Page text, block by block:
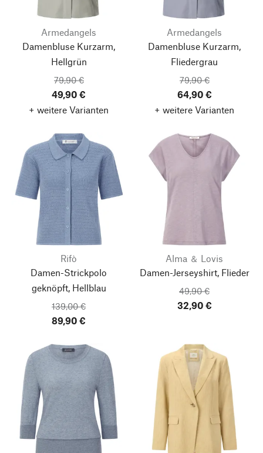
Armedangels
Damenbluse Kurzarm,
Hellgrün
79,90 €
49,90 €
+ weitere Varianten
Armedangels
Damenbluse Kurzarm,
Fliedergrau
79,90 €
64,90 €
+ weitere Varianten
Rifò
Damen-Strickpolo
geknöpft, Hellblau
139,00 €
89,90 €
Alma ＆ Lovis
Damen-Jerseyshirt, Flieder
49,90 €
32,90 €